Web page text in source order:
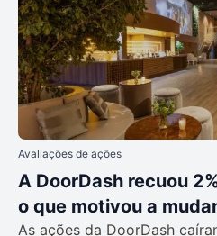
Avaliações de ações
A DoorDash recuou
o que motivou a
As ações da DoorDash